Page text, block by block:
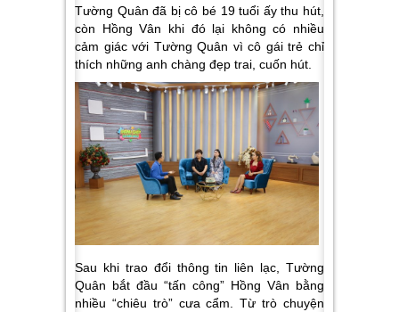
Tường Quân đã bị cô bé 19 tuổi ấy thu hút,
còn Hồng Vân khi đó lại không có nhiều
cảm giác với Tường Quân vì cô gái trẻ chỉ
thích những anh chàng đẹp trai, cuốn hút.
Sau khi trao đổi thông tin liên lạc, Tường
Quân bắt đầu “tấn công” Hồng Vân bằng
nhiều “chiêu trò” cưa cẩm. Từ trò chuyện